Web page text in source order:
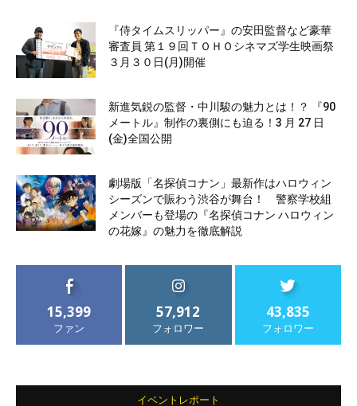
『侍タイムスリッパー』の安田監督など豪華
審査員 第１９回ＴＯＨＯシネマズ学生映画祭
３月３０日(月)開催
新進気鋭の監督・中川駿の魅力とは！？ 『90
メートル』制作の裏側にも迫る！3 月 27 日
(金)全国公開
劇場版「名探偵コナン」最新作はハロウィン
シーズンで賑わう渋谷が舞台！ 警察学校組
メンバーも登場の『名探偵コナン ハロウィン
の花嫁』の魅力を徹底解説
15,399
ファン
57,912
フォロワー
43,835
フォロワー
イベントレポート